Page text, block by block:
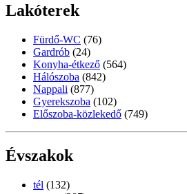
Lakóterek
Fürdő-WC (76)
Gardrób (24)
Konyha-étkező (564)
Hálószoba (842)
Nappali (877)
Gyerekszoba (102)
Előszoba-közlekedő (749)
Évszakok
tél (132)